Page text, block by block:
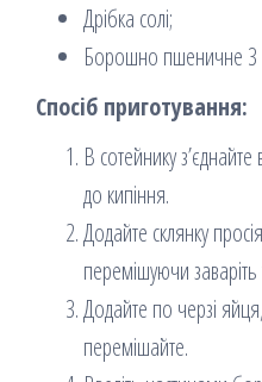
Дрібка солі;
Борошно пшеничне 3
Спосіб приготування:
В сотейнику
до кипіння.
Додайте склянку
перемішуючи заваріть
Додайте по черзі
перемішайте.